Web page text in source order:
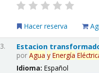
Hacer reserva
3. Estacion
porAgua y Energía
Idioma:Español